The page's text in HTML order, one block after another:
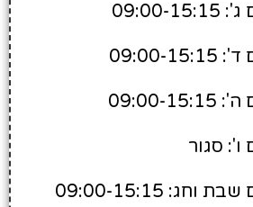
סגור
09:00-15:15